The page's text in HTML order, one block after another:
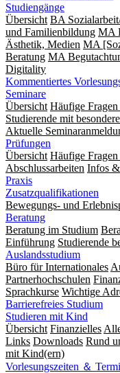
Studiengänge
Übersicht BA
und Familienbildung MA
Ästhetik, Medien MA
Beratung MA
Digitality
Kommentiertes
Seminare
Übersicht Häufige
Studierende mit
Aktuelle
Prüfungen
Übersicht Häufige
Abschlussarbeiten Infos
Praxis
Zusatzqualifikationen
Bewegungs- und
Beratung
Beratung im Studium
Einführung Studierende
Auslandsstudium
Büro für Internationales
Partnerhochschulen
Sprachkurse Wichtige
Barrierefreies Studium
Studieren mit Kind
Übersicht Finanzielles
Links Downloads Rund
mit Kind(ern)
Vorlesungszeiten ＆